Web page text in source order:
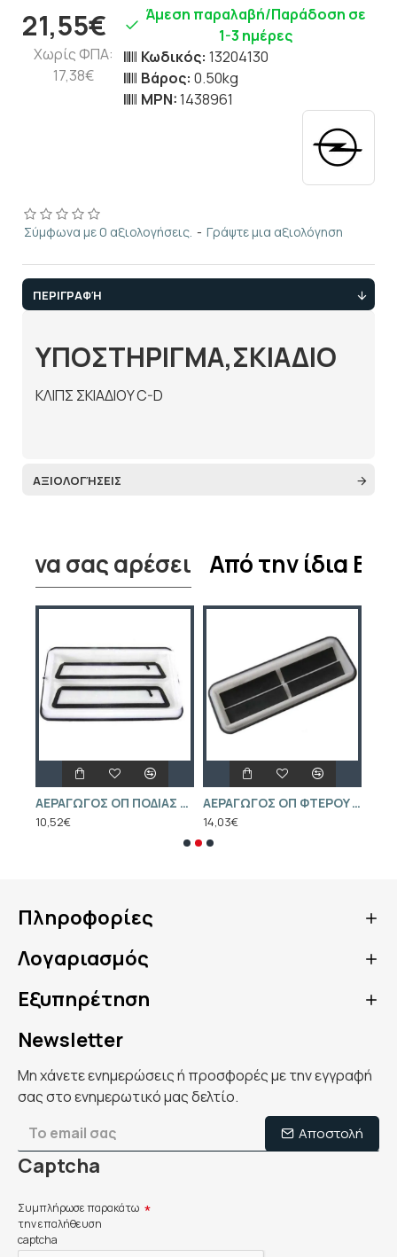
Σύμφωνα με 0 αξιολογήσεις. - Γράψτε μια αξιολόγηση
21,55€
Χωρίς ΦΠΑ:
17,38€
Άμεση παραλαβή/Παράδοση σε
1-3 ημέρες
Κωδικός: 13204130
Βάρος: 0.50kg
MPN:1438961
ΠΕΡΙΓΡΑΦΉ
ΥΠΟΣΤΗΡΙΓΜΑ,ΣΚΙΑΔΙΟ
KΛIΠΣ ΣKIAΔIOY C-D
ΑΞΙΟΛΟΓΉΣΕΙΣ
να σας αρέσει Από την ίδια
AEPAΓΩΓOΣ OΠ ΠOΔIAΣ OPEL C-C ZAF-B
10,52€
AEPAΓΩΓOΣ OΠ ΦTEPOY OPEL V-C A-H C-D C-E
14,03€
Πληροφορίες
Λογαριασμός
Εξυπηρέτηση
Newsletter
Μη χάνετε ενημερώσεις ή προσφορές με την εγγραφή
σας στο ενημερωτικό μας δελτίο.
Αποστολή
Captcha
Συμπλήρωσε παρακάτω
την επαλήθευση
captcha